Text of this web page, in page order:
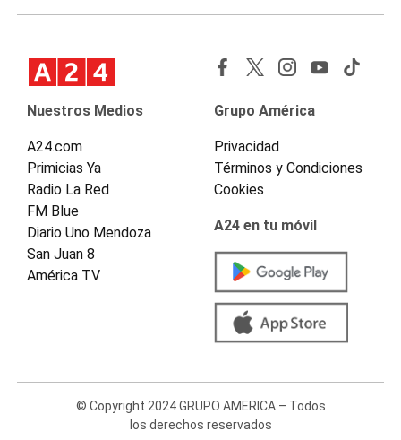
Nuestros Medios
A24.com
Primicias Ya
Radio La Red
FM Blue
Diario Uno Mendoza
San Juan 8
América TV
Grupo América
Privacidad
Términos y Condiciones
Cookies
A24 en tu móvil
© Copyright 2024 GRUPO AMERICA – Todos
los derechos reservados